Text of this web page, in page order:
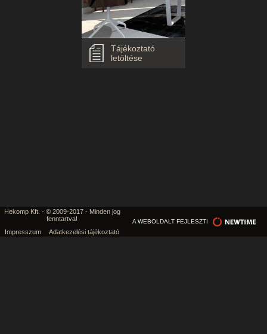
Tájékoztató
letöltése
Hekomp Kft. - © 2009-2017 - Minden jog
fenntartva!
Impresszum
Adatkezelési tájékoztató
A WEBOLDALT FEJLESZTI